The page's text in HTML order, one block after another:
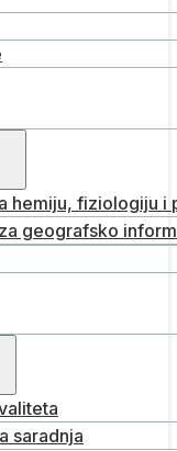
hemiju, fiziologiju i
geografsko
saradnja